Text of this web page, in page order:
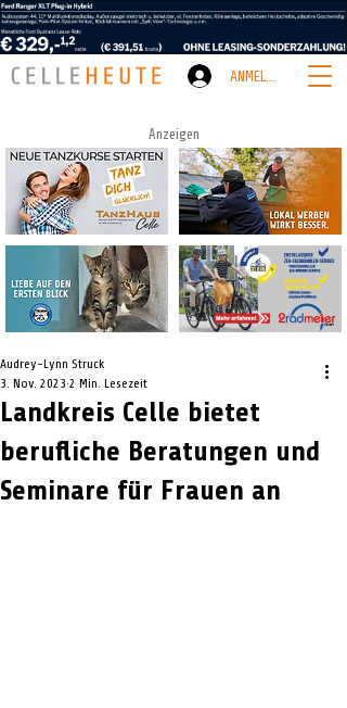
ANMELDEN
Anzeigen
Landkreis Celle bietet
berufliche Beratungen und
Seminare für Frauen an
Audrey-Lynn Struck
3. Nov. 2023 2 Min. Lesezeit